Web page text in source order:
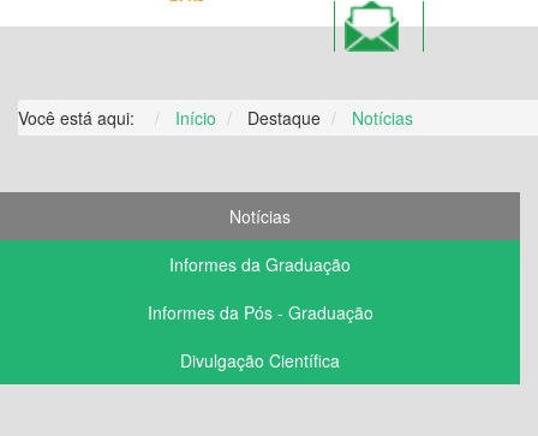
Você está aqui: Início Destaque Notícias
Notícias
Informes da Graduação
Informes da Pós - Graduação
Divulgação Científica